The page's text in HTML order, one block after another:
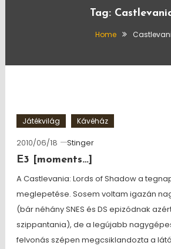
Tag:
Home
Játékvilág Kávéház
2010/06/18
Stinger
E3 [moments…]
A Castlevania: Lords of Shadow a
meglepetése. Sosem voltam igazán
(bár néhány SNES és DS epizódnak
szippantania), de a legújabb
felvonás szépen megcsiklandozta a